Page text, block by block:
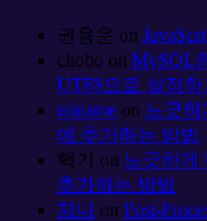
권용운 on
chobo on MySQL
UTF8으로 설정하
miname on 느긋하
에 추가하는 방법
핵기
on 느긋하게
추가하는 방법
지니 on Post-